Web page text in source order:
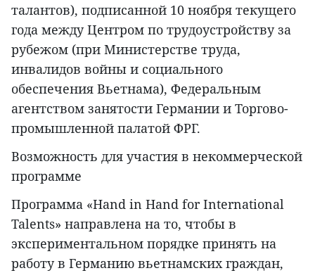
талантов), подписанной 10 ноября текущего
года между Центром по трудоустройству за
рубежом (при Министерстве труда,
инвалидов войны и социального
обеспечения Вьетнама), Федеральным
агентством занятости Германии и Торгово-
промышленной палатой ФРГ.
Возможность для участия в некоммерческой
программе
Программа «Hand in Hand for International
Talents» направлена на то, чтобы в
экспериментальном порядке принять на
работу в Германию вьетнамских граждан,